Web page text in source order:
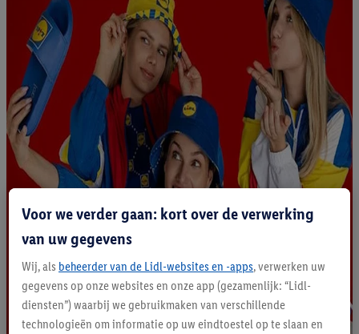
Voor we verder gaan: kort over de verwerking
van uw gegevens
Wij, als beheerder van de Lidl-websites en -apps, verwerken uw
gegevens op onze websites en onze app (gezamenlijk: “Lidl-
diensten”) waarbij we gebruikmaken van verschillende
technologieën om informatie op uw eindtoestel op te slaan en